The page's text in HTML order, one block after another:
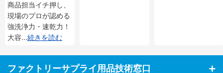
商品担当イチ押し、
現場のプロが認める
強洗浄力・速乾力！
大容...続きを読む
ファクトリーサプライ用品技術窓口